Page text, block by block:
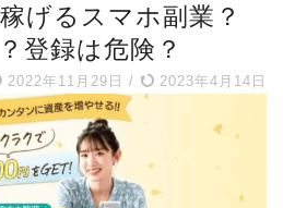
げるスマホ副業？
登録は危険？
2022年11月29日 / 2023年4月14日